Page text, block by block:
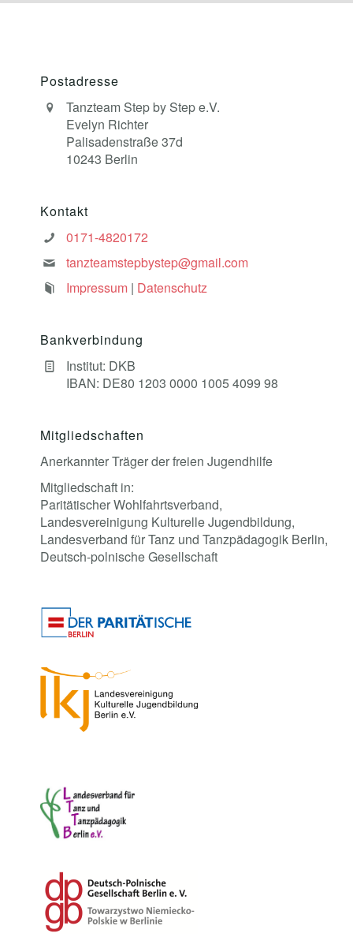
Postadresse
Tanzteam Step by Step e.V.
Evelyn Richter
Palisadenstraße 37d
10243 Berlin
Kontakt
0171-4820172
tanzteamstepbystep@gmail.com
Impressum | Datenschutz
Bankverbindung
Institut: DKB
IBAN: DE80 1203 0000 1005 4099 98
Mitgliedschaften
Anerkannter Träger der freien Jugendhilfe
Mitgliedschaft in:
Paritätischer Wohlfahrtsverband,
Landesvereinigung Kulturelle Jugendbildung,
Landesverband für Tanz und Tanzpädagogik Berlin,
Deutsch-polnische Gesellschaft